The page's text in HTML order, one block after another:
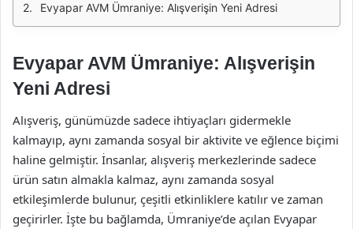
Evyapar AVM Ümraniye: Alışverişin Yeni Adresi
Evyapar AVM Ümraniye: Alışverişin
Yeni Adresi
Alışveriş, günümüzde sadece ihtiyaçları gidermekle
kalmayıp, aynı zamanda sosyal bir aktivite ve eğlence biçimi
haline gelmiştir. İnsanlar, alışveriş merkezlerinde sadece
ürün satın almakla kalmaz, aynı zamanda sosyal
etkileşimlerde bulunur, çeşitli etkinliklere katılır ve zaman
geçirirler. İşte bu bağlamda, Ümraniye’de açılan Evyapar